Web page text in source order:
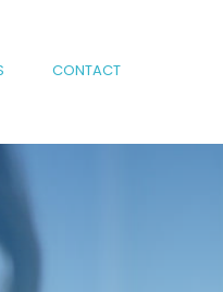
CONTACT